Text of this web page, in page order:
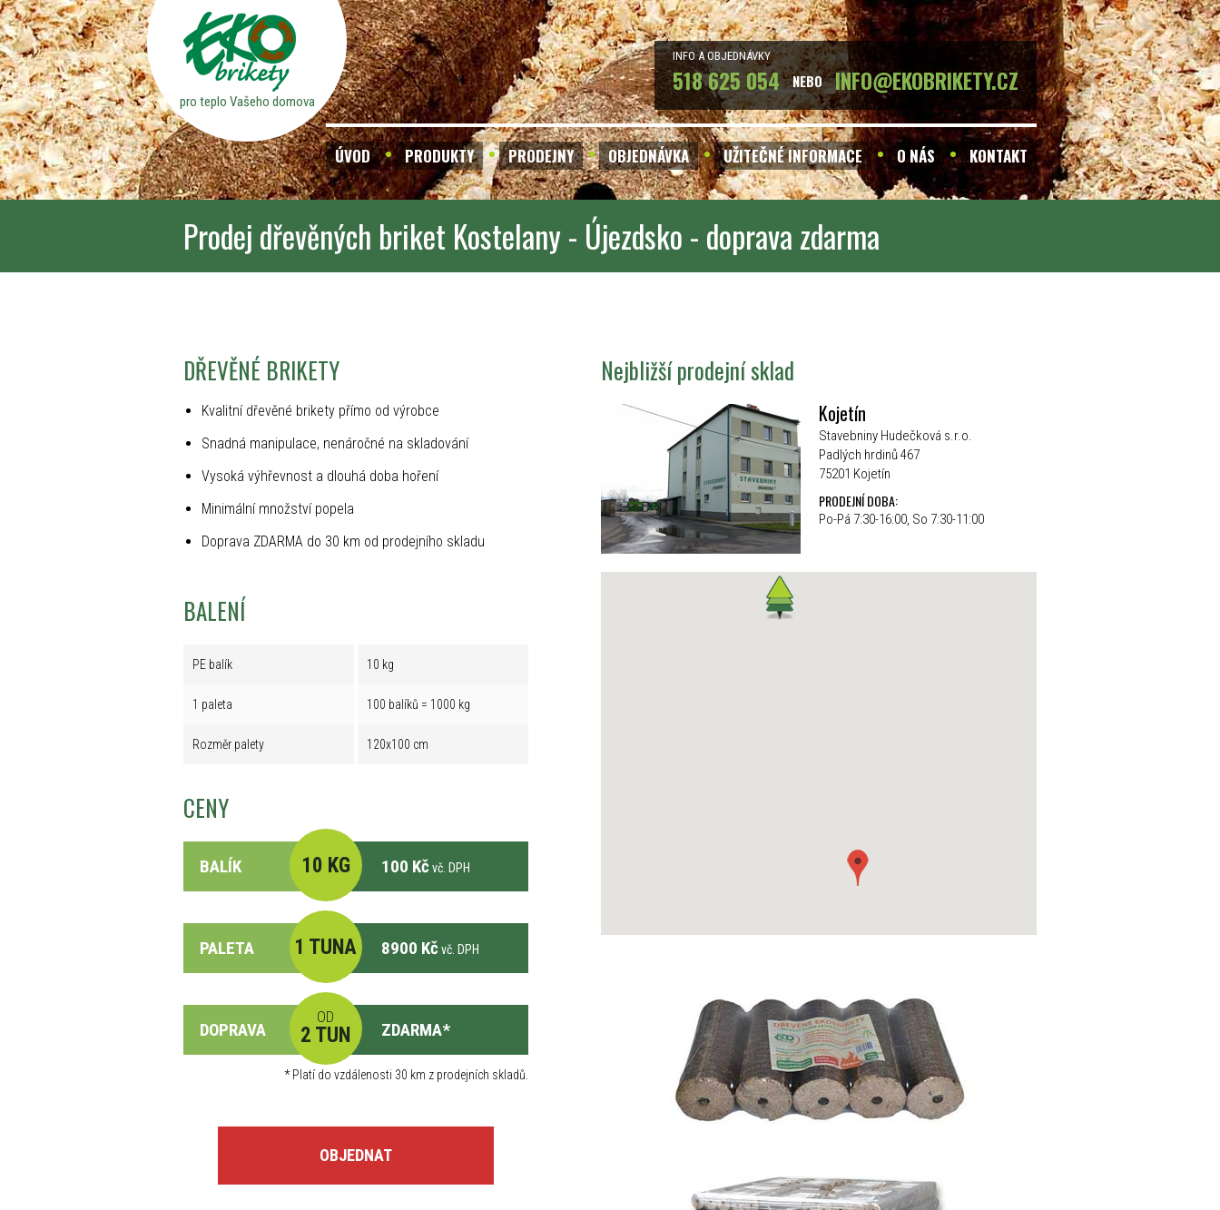
pro teplo Vašeho domova
INFO A OBJEDNÁVKY
518 625 054 NEBO INFO@EKOBRIKETY.CZ
ÚVOD PRODUKTY PRODEJNY OBJEDNÁVKA UŽITEČNÉ INFORMACE O NÁS KONTAKT
Prodej dřevěných briket Kostelany - Újezdsko - doprava zdarma
DŘEVĚNÉ BRIKETY
Kvalitní dřevěné brikety přímo od výrobce
Snadná manipulace, nenáročné na skladování
Vysoká výhřevnost a dlouhá doba hoření
Minimální množství popela
Doprava ZDARMA do 30 km od prodejního skladu
BALENÍ
PE balík 10 kg
1 paleta 100 balíků = 1000 kg
Rozměr palety 120x100 cm
CENY
BALÍK 10 KG 100 Kč vč. DPH
PALETA 1 TUNA 8900 Kč vč. DPH
DOPRAVA
OD
2 TUN ZDARMA*
*Platí do vzdálenosti 30 km z prodejních skladů.
OBJEDNAT
Nejbližší prodejní sklad
Kojetín
Stavebniny Hudečková s.r.o.
Padlých hrdinů 467
75201 Kojetín
PRODEJNÍ DOBA:
Po-Pá 7:30-16:00, So 7:30-11:00